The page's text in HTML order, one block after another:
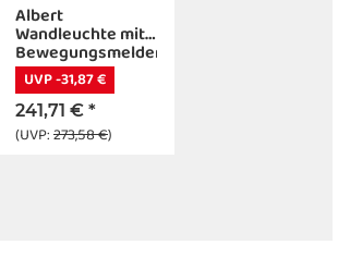
Albert
Wandleuchte mit
Bewegungsmelder
schwarz 660661
UVP -31,87 €
241,71 € *
(UVP:273,58 €)